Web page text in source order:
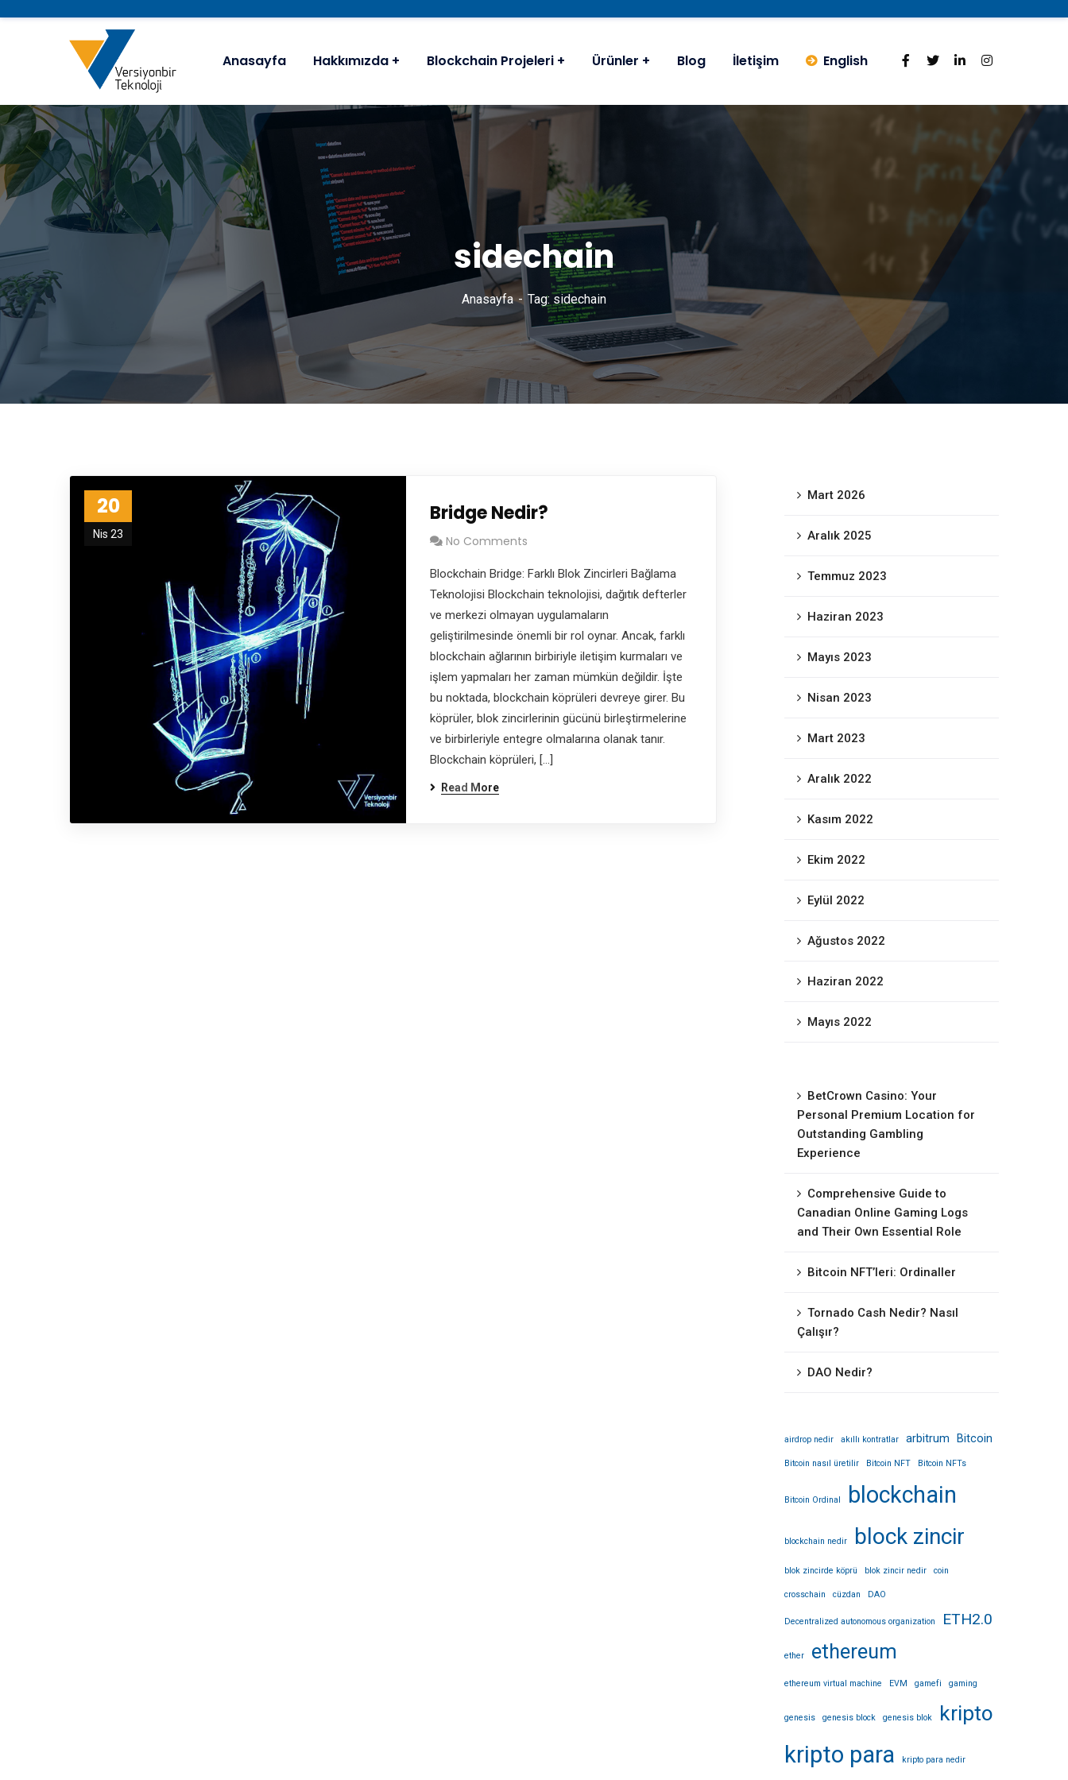
Anasayfa Hakkımızda Blockchain Projeleri Ürünler Blog İletişim English
sidechain
Anasayfa Tag: sidechain
20
Nis 23
Bridge Nedir?
No Comments
Blockchain Bridge: Farklı Blok Zincirleri Bağlama
Teknolojisi Blockchain teknolojisi, dağıtık defterler
ve merkezi olmayan uygulamaların
geliştirilmesinde önemli bir rol oynar. Ancak, farklı
blockchain ağlarının birbiriyle iletişim kurmaları ve
işlem yapmaları her zaman mümkün değildir. İşte
bu noktada, blockchain köprüleri devreye girer. Bu
köprüler, blok zincirlerinin gücünü birleştirmelerine
ve birbirleriyle entegre olmalarına olanak tanır.
Blockchain köprüleri, […]
Read More
Mart 2026
Aralık 2025
Temmuz 2023
Haziran 2023
Mayıs 2023
Nisan 2023
Mart 2023
Aralık 2022
Kasım 2022
Ekim 2022
Eylül 2022
Ağustos 2022
Haziran 2022
Mayıs 2022
BetCrown Casino: Your
Personal Premium Location for
Outstanding Gambling
Experience
Comprehensive Guide to
Canadian Online Gaming Logs
and Their Own Essential Role
Bitcoin NFT’leri: Ordinaller
Tornado Cash Nedir? Nasıl
Çalışır?
DAO Nedir?
airdrop nedir akıllı kontratlar arbitrum Bitcoin
Bitcoin nasıl üretilir Bitcoin NFT Bitcoin NFTs
Bitcoin Ordinal blockchain
blockchain nedir block zincir
blok zincirde köprü blok zincir nedir coin
crosschain cüzdan DAO
Decentralized autonomous organization ETH2.0
ether ethereum
ethereum virtual machine EVM gamefi gaming
genesis genesis block genesis blok kripto
kripto para kripto para nedir